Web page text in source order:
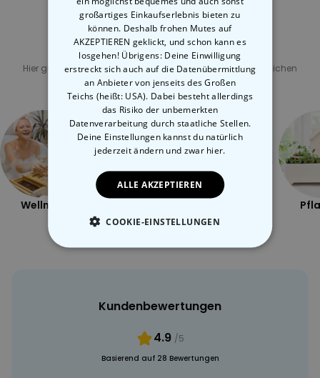
Verwandte Kategorie
Hier geht's zu unseren anderen Kategorien mit ungewöhnlichen
Geschenken
Wellness
Kundenbewertungen
4.9 /5
Basierend auf 28 Bewertungen
großartiges Einkaufserlebnis bieten zu
können. Deshalb frohen Mutes auf
AKZEPTIEREN geklickt, und schon kann es
losgehen! Übrigens: Deine Einwilligung
erstreckt sich auch auf die Datenübermittlung
an Anbieter von jenseits des Großen
Teichs (heißt: USA). Dabei besteht allerdings
das Risiko der unbemerkten
Datenverarbeitung durch staatliche Stellen.
Deine Einstellungen kannst du natürlich
jederzeit ändern und zwar hier.
ALLE AKZEPTIEREN
COOKIE-EINSTELLUNGEN
ESSENTIELL